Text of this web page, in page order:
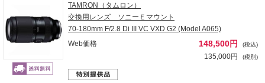
TAMRON（タムロン）
交換用レンズ ソニーＥマウント
70-180mm F/2.8 Di III VC VXD G2 (Model A065)
Web価格
148,500円 (税込)
135,000円 (税別)